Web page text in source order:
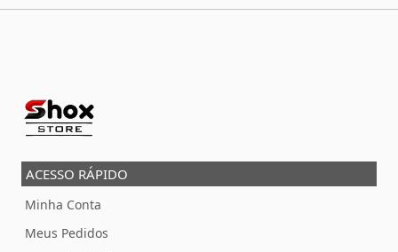
ACESSO RÁPIDO
Minha Conta
Meus Pedidos